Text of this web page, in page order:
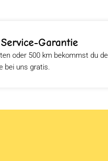
Garantie
oder 500 km bekommst du
bei uns gratis.